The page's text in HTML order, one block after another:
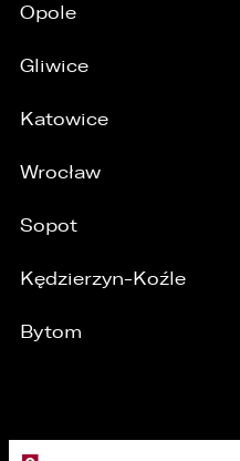
Opole
Gliwice
Katowice
Wrocław
Sopot
Kędzierzyn-Koźle
Bytom
MARKI